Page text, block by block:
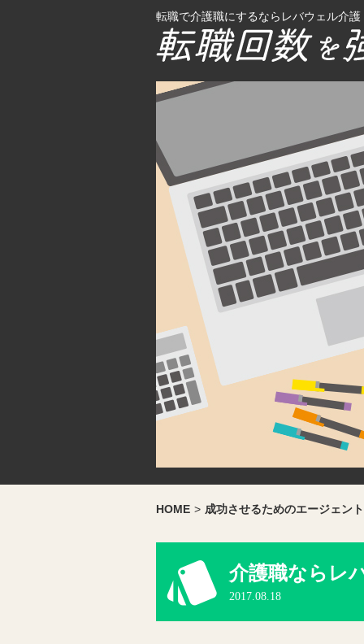
転職で介護職にするならレバウェル介護
HOME > 成功させるためのエージェント
介護職ならレ
2017.08.18